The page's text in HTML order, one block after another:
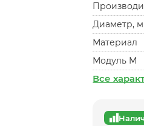
Диаметр,
Материал
Модуль М
Все